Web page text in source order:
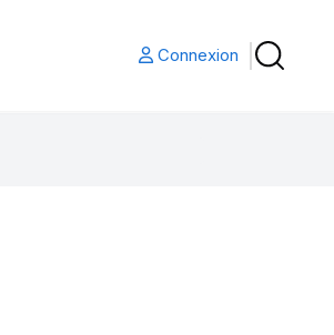
Connexion